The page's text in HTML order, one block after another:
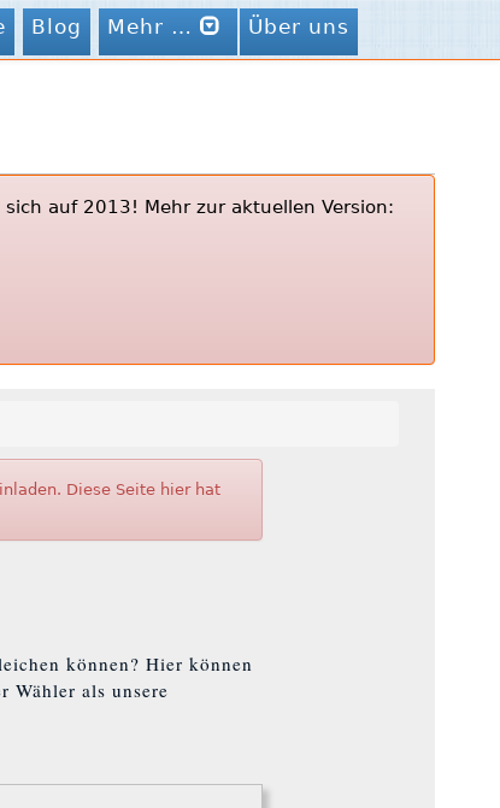
Blog Mehr … Über uns
auf 2013! Mehr zur aktuellen Version:
Diese Seite hier hat
können? Hier können
Wähler als unsere